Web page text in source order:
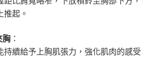
推起。
胸 ：
持續給予上胸肌張力，強化肌肉的感受